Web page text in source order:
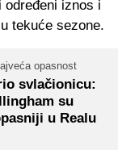
određeni iznos i
tekuće sezone.
opasnost
svlačionicu:
su
u Realu